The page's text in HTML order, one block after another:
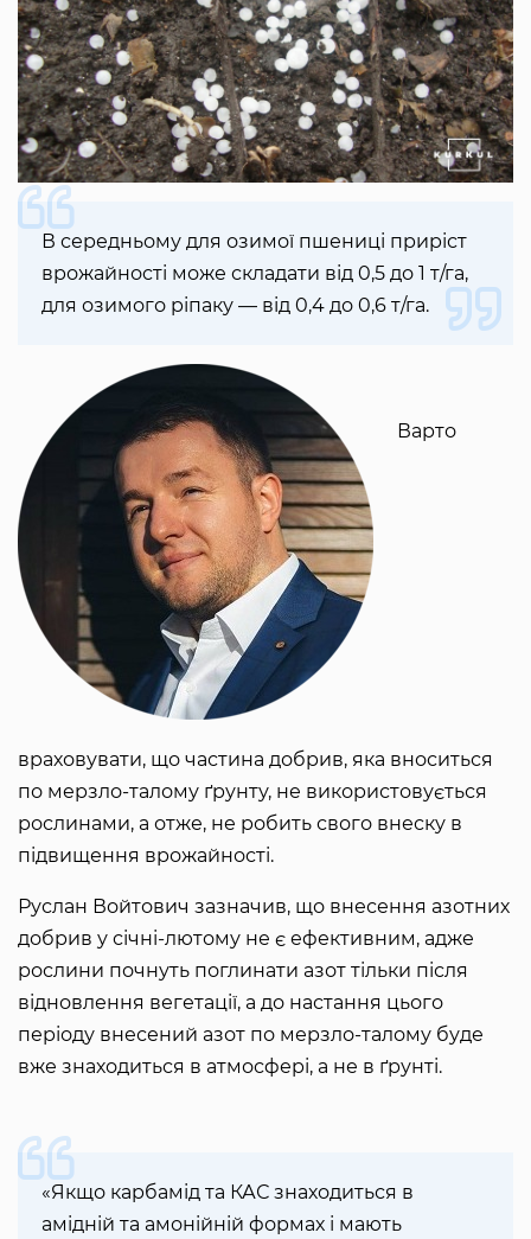
В середньому для озимої пшениці приріст
врожайності може складати від 0,5 до 1 т/га,
для озимого ріпаку — від 0,4 до 0,6 т/га.
Варто
враховувати, що частина добрив, яка вноситься
по мерзло-талому ґрунту, не використовується
рослинами, а отже, не робить свого внеску в
підвищення врожайності.
Руслан Войтович зазначив, що внесення азотних
добрив у січні-лютому не є ефективним, адже
рослини почнуть поглинати азот тільки після
відновлення вегетації, а до настання цього
періоду внесений азот по мерзло-талому буде
вже знаходиться в атмосфері, а не в ґрунті.
«Якщо карбамід та КАС знаходиться в
амідній та амонійній формах і мають